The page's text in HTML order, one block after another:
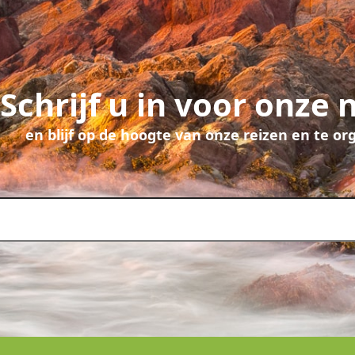
Schrijf u in voor onze
en blijf op de hoogte van onze reizen en te